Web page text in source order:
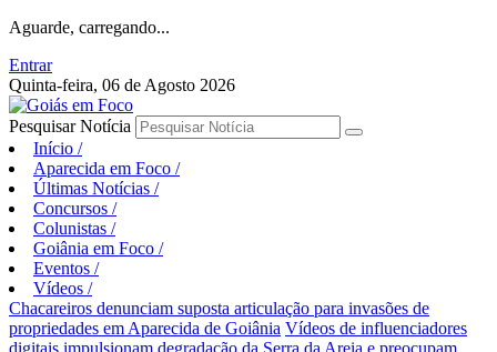
Aguarde, carregando...
Entrar
Quinta-feira, 06 de Agosto 2026
Pesquisar Notícia
Início /
Aparecida em Foco /
Últimas Notícias /
Concursos /
Colunistas /
Goiânia em Foco /
Eventos /
Vídeos /
Chacareiros denunciam suposta articulação para invasões de
propriedades em Aparecida de Goiânia Vídeos de influenciadores
digitais impulsionam degradação da Serra da Areia e preocupam